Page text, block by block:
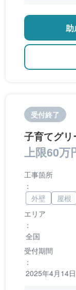
助
受付終了
子育てグ
上限60万
エリア
：
全国
受付期間
：
2025年4月14
工事箇所
：
外壁
屋根